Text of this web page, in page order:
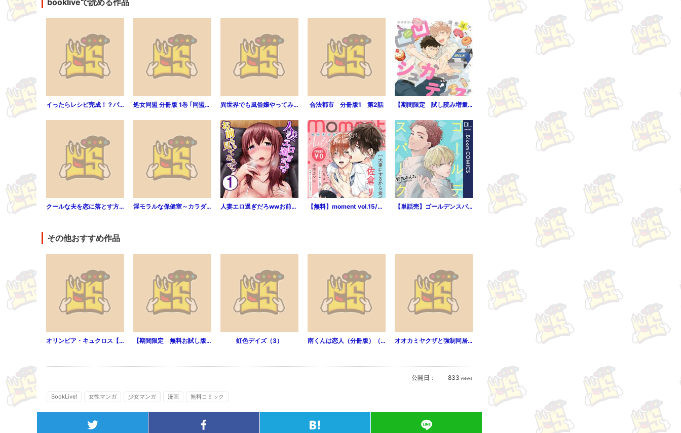
bookliveで読める作品
イったらレシピ完成！？パティシエの指が奥まで届いて…（1） 処女同盟 分冊版 1巻 ｢同盟組まない?｣ 異世界でも風俗嬢やってみた【単話版】 １ 合法都市 分冊版1 第2話 【期間限定 試し読み増量版】【電子限定おまけ付き】 凸凹シュガーデイズ
クールな夫を恋に落とす方法 1巻 淫モラルな保健室～カラダで教イク実習！～ 1 人妻エロ過ぎだろwwお前らも見てみろwww1 【無料】moment vol.15/2018 autumn 【単話売】ゴールデンスパークル 1
その他おすすめ作品
オリンピア・キュクロス【期間限定試し読み増量】 1 【期間限定 無料お試し版】人間カード（２） 虹色デイズ（3） 南くんは恋人（分冊版）（第1話） オオカミヤクザと強制同居！？～私はエッチな食べモノじゃありません！！1
公開日： 833 views
BookLive! 女性マンガ 少女マンガ 漫画 無料コミック